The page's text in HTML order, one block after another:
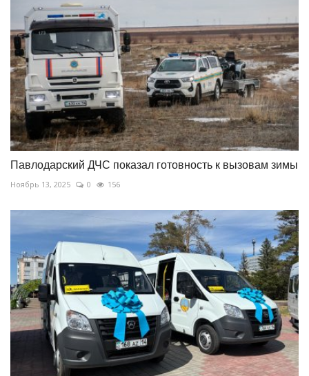
Павлодарский ДЧС показал готовность к вызовам зимы
Ноябрь 13, 2025 0 156